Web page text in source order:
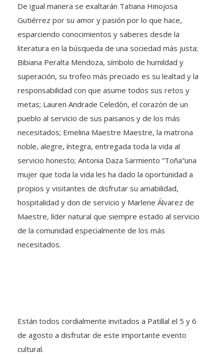
De igual manera se exaltarán Tatiana Hinojosa
Gutiérrez por su amor y pasión por lo que hace,
esparciendo conocimientos y saberes desde la
literatura en la búsqueda de una sociedad más justa;
Bibiana Peralta Mendoza, símbolo de humildad y
superación, su trofeo más preciado es su lealtad y la
responsabilidad con que asume todos sus retos y
metas; Lauren Andrade Celedòn, el corazón de un
pueblo al servicio de sus paisanos y de los más
necesitados; Emelina Maestre Maestre, la matrona
noble, alegre, íntegra, entregada toda la vida al
servicio honesto; Antonia Daza Sarmiento “Toña”una
mujer que toda la vida les ha dado la oportunidad a
propios y visitantes de disfrutar su amabilidad,
hospitalidad y don de servicio y Marlene Álvarez de
Maestre, líder natural que siempre estado al servicio
de la comunidad especialmente de los más
necesitados.
Están todos cordialmente invitados a Patillal el 5 y 6
de agosto a disfrutar de este importante evento
cultural.